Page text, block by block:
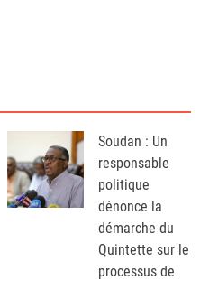
Soudan : Un
responsable
politique
dénonce la
démarche du
Quintette sur le
processus de